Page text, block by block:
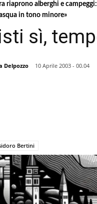
riaprono alberghi e
in tono minore»
sì,
Delpozzo
10 Aprile 2003 - 00.04
Bertini